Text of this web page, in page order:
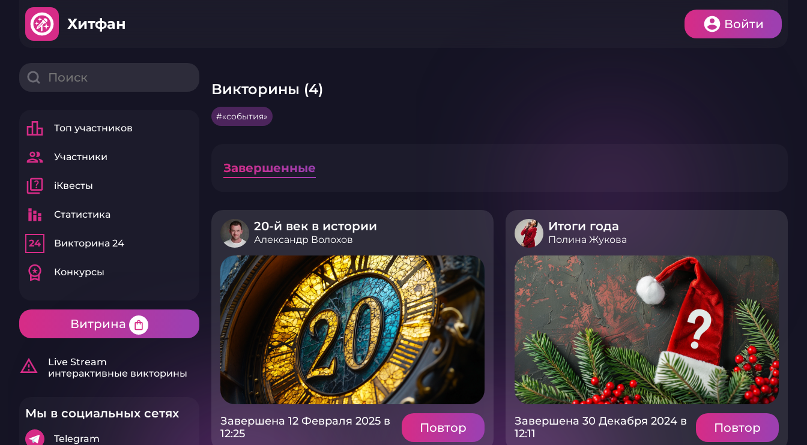
Хитфан Войти
leaderboard Топ участников
group Участники
quiz iКвесты
stacked_bar_chart Статистика
24 Викторина 24
workspace_premium Конкурсы
Витрина shopping_bag
warning_amber
Live Stream
интерактивные викторины
Мы в социальных сетях
Telegram
Викторины (4)
«события»
Завершенные
20-й век в истории
Александр Волохов
Завершена 12 Февраля 2025 в
12:25
Повтор
Итоги года
Полина Жукова
Завершена 30 Декабря 2024 в
12:11
Повтор